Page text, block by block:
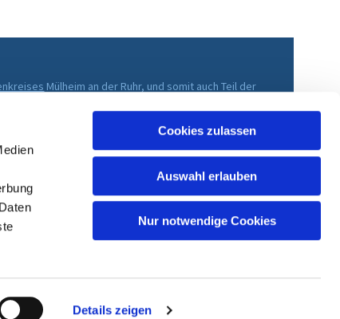
Details zeigen
Cookies zulassen
Auswahl erlauben
Nur notwendige Cookies
Mülheim an der Ruhr, und somit auch Teil der